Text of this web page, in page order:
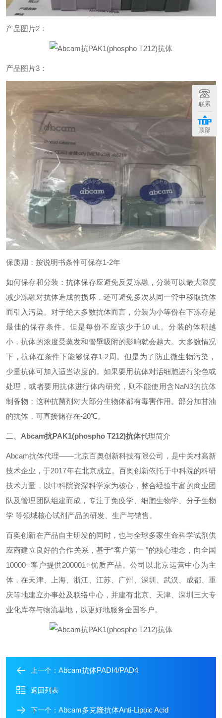
产品图片2：
产品图片3：
保质期：按说明书条件可保存1-2年
如何保存和分装：抗体保存应避免反复冻融，分装可以最大限度
减少冻融对抗体造成的损坏，还可避免多次从同一管中移取抗体
而引入污染。对于绝大多数抗体而言，分装为小等份在下冻存是
最佳的保存条件。但是每份不应该少于10 uL。分装的体积越
小，抗体的浓度受蒸发和管壁吸附的影响就会越大。大多数情况
下，抗体在条件下能够保存1-2周。但是为了防止微生物污染，
少量抗体可加入适当浓度的。如果要用抗体对活细胞进行染色或
处理，或者要用抗体进行体内研究，则不能使用含NaN3的抗体
制备物；这种抗菌剂对大部分生物体都有毒害作用。部分加甘油
的抗体，可直接储存在-20℃。
二、 Abcam抗PAK1(phospho T212)抗体代理简介
Abcam抗体代理——北京百奥创新科技有限公司，是中关村高新
技术企业，于2017年在北京成立。百奥创新依托于中科院的科研
技术力量，以中科院资深科学家为核心，整合经验丰富的商业团
队及管理团队组建而成，专注于免疫学、细胞生物学、分子生物
学 等领域核心试剂产品的研发、生产与销售。
百奥创新在产品自主研发的同时，也与全球多家生命科学试剂供
应商建立良好的合作关系，基于“客户第一 "的核心理念，向全国
10000+客户提供200001+优质产品。公司以北京运营中心为主
体，在天津、上海、浙江、江苏、广州、深圳、武汉、成都、重
庆等地建立办事处及联络中心，并建有北京、天津、深圳三大专
业化库存与物流基地，以更好地服务全国客户。
上一个： Abcam抗体PADI4/PAD4
返回列表
下一个： Abcam多克隆抗体Anti-Lipoic Acid
联系
顶部